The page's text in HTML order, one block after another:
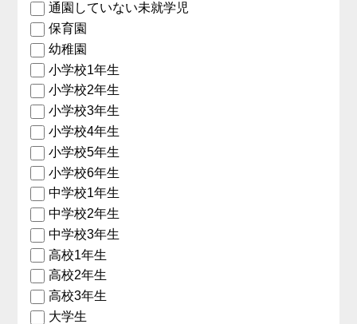
通園していない未就学児
保育園
幼稚園
小学校1年生
小学校2年生
小学校3年生
小学校4年生
小学校5年生
小学校6年生
中学校1年生
中学校2年生
中学校3年生
高校1年生
高校2年生
高校3年生
大学生